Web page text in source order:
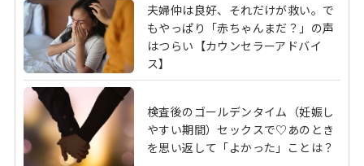
夫婦仲は良好、それだけが救い。で
もやっぱり「赤ちゃんまだ？」の声
はつらい【カウンセラーアドバイ
ス】
検査後のゴールデンタイム（妊娠し
やすい期間）セックスで♡あのとき
を思い返して「よかった」ことは？